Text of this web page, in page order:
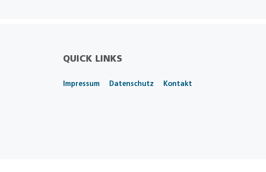
QUICK LINKS
Impressum Datenschutz Kontakt